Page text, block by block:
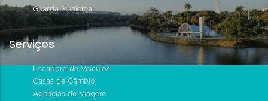
Guarda Municipal
Serviços
Locadora de Veículos
Casas de Câmbio
Agências de Viagem